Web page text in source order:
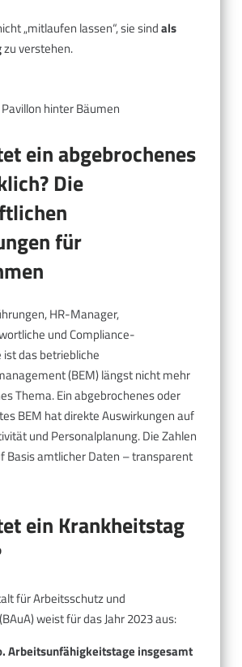
„mitlaufen lassen“, sie sindals
zu verstehen.
ein abgebrochenes
Die
für
HR-Manager,
und Compliance-
das betriebliche
(BEM) längst nicht mehr
Thema. Ein abgebrochenes oder
BEM hat direkte Auswirkungen auf
und Personalplanung. Die Zahlen
Basis amtlicher Daten – transparent
ein Krankheitstag
für Arbeitsschutz und
weist für das Jahr 2023 aus:
Arbeitsunfähigkeitstage insgesamt